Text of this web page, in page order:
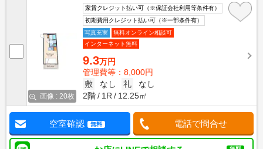
画像 : 20枚
家賃クレジット払い可（※保証会社利用等条件有）
初期費用クレジット払い可（※一部条件有）
写真充実
無料オンライン相談可
インターネット無料
9.3万円
管理費等：8,000円
敷
なし 礼
なし
2階
1R 12.25㎡
空室確認 無料 電話で問合せ